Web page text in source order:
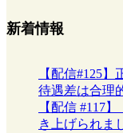
新着情報
【配信#125
待遇差は合理
【配信 #117
き上げられ